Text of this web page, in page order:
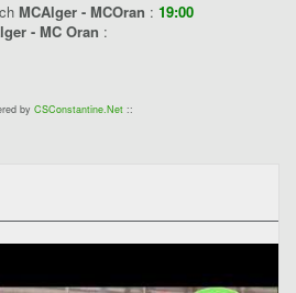
MCAlger - MCOran : 19:00
- MC Oran :
by CSConstantine.Net::